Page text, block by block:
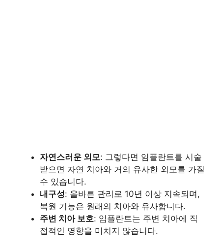
자연스러운 외모: 그렇다면 임플란트를 시술
받으면 자연 치아와 거의 유사한 외모를 가질
수 있습니다.
내구성: 올바른 관리로 10년 이상 지속되며,
복원 기능은 원래의 치아와 유사합니다.
주변 치아 보호: 임플란트는 주변 치아에 직
접적인 영향을 미치지 않습니다.